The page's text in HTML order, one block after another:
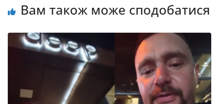
Вам також може сподобатися